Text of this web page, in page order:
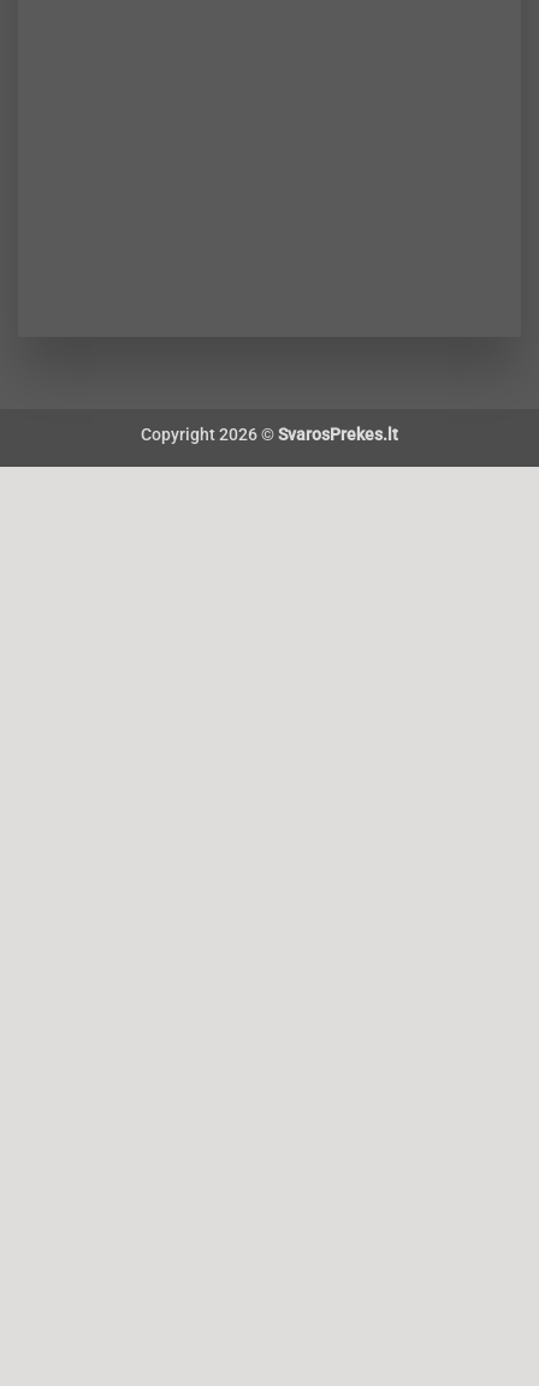
Copyright 2026 ©SvarosPrekes.lt